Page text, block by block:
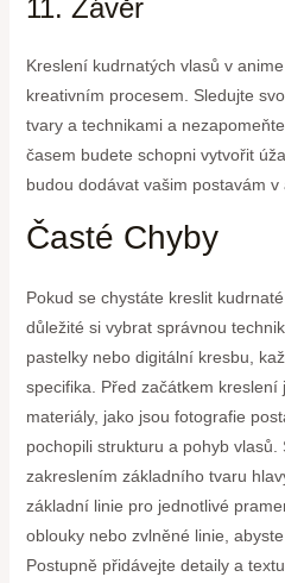
11. Závěr
Kreslení kudrnatých vlasů v
kreativním procesem. Sledujte
tvary a technikami a
časem budete schopni vytvořit
budou dodávat vašim postavám v
Časté Chyby
Pokud se chystáte kreslit
důležité si vybrat správnou
pastelky nebo digitální kresbu,
specifika. Před začátkem
materiály, jako jsou fotografie
pochopili strukturu a pohyb
zakreslením základního tvaru
základní linie pro jednotlivé
oblouky nebo zvlněné linie,
Postupně přidávejte detaily a